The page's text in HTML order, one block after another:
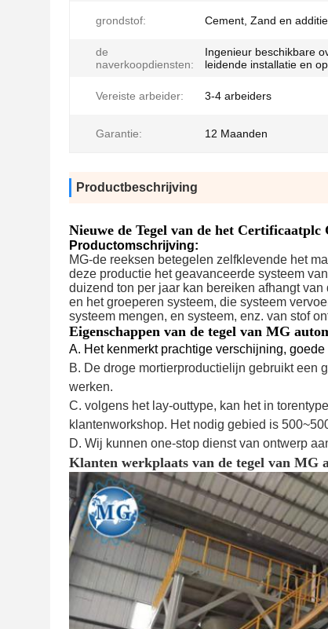
grondstof: Cement, Zand en
de
naverkoopdiensten:
Ingenieur beschikbare
leidende installatie en
Vereiste arbeider: 3-4 arbeiders
Garantie: 12 Maanden
Productbeschrijving
Nieuwe de Tegel van de het
Productomschrijving:
MG-de reeksen betegelen zelfklevende het
deze productie het geavanceerde systeem
duizend ton per jaar kan bereiken afhangt
en het groeperen systeem, die systeem
systeem mengen, en systeem, enz. van stof
Eigenschappen van de tegel van MG
A. Het kenmerkt prachtige verschijning,
B. De droge mortierproductielijn gebruikt een
werken.
C. volgens het lay-outtype, kan het in
klantenworkshop. Het nodig gebied is
D. Wij kunnen one-stop dienst van ontwerp
Klanten werkplaats van de tegel van MG